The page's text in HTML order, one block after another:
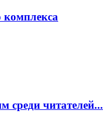
комплекса
среди читателей...